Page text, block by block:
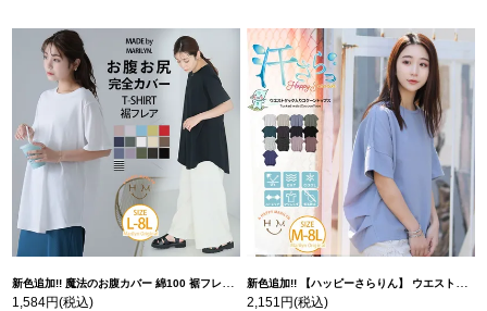
新色追加!! 魔法のお腹カバー 綿100 裾フレア Tシャツ | 大きいサイズの通販ならハッピーマリリン
1,584円(税込)
新色追加!! 【ハッピーさらりん】 ウエストタック入り スッキリ魅せ コクーントップス | 大きいサイズの通販ならハッピーマリリン
2,151円(税込)